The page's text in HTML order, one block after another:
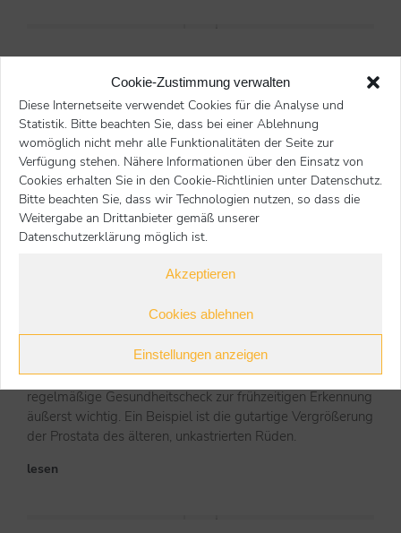
Cookie-Zustimmung verwalten
Diese Internetseite verwendet Cookies für die Analyse und
Statistik. Bitte beachten Sie, dass bei einer Ablehnung
womöglich nicht mehr alle Funktionalitäten der Seite zur
Verfügung stehen. Nähere Informationen über den Einsatz von
Cookies erhalten Sie in den Cookie-Richtlinien unter Datenschutz.
Bitte beachten Sie, dass wir Technologien nutzen, so dass die
Weitergabe an Drittanbieter gemäß unserer
Datenschutzerklärung möglich ist.
Akzeptieren
Cookies ablehnen
Einstellungen anzeigen
Obgleich die Vorteile einer Kastration der Katze und des
Katers überwiegen, kann es zu negativen Folgen kommen.
Ist der Tierhalter aber achtsam, sind diese Folgen
vermeidbar….
lesen
Symptome vieler Erkrankungen fallen meist erst auf, wenn
das Tier bereits schwer erkrankt ist. Deshalb ist der
regelmäßige Gesundheitscheck zur frühzeitigen Erkennung
äußerst wichtig. Ein Beispiel ist die gutartige Vergrößerung
der Prostata des älteren, unkastrierten Rüden.
lesen